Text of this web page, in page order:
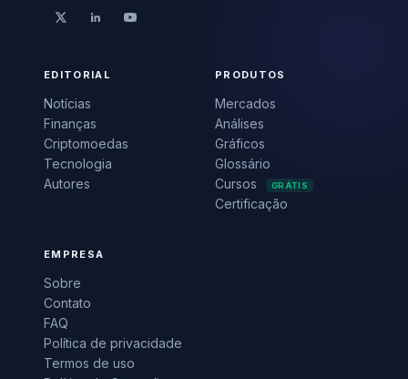
EDITORIAL
Notícias
Finanças
Criptomoedas
Tecnologia
Autores
PRODUTOS
Mercados
Análises
Gráficos
Glossário
Cursos
GRÁTIS
Certificação
EMPRESA
Sobre
Contato
FAQ
Política de privacidade
Termos de uso